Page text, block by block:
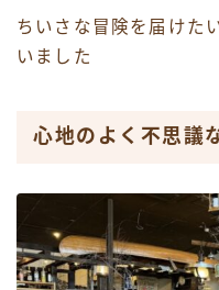
ちいさな冒険を届けた
いました
心地のよく不思議